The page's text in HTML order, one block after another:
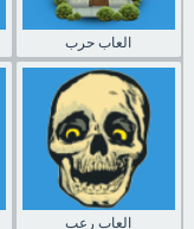
العاب حرب
العاب رعب